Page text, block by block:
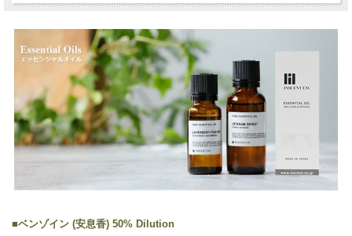
■ベンゾイン (安息香) 50% Dilution